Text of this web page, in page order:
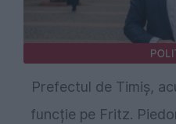
Prefectul de Timiș,
funcție pe Fritz.